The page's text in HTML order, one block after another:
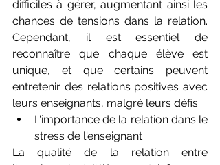
difficiles à gérer, augmentant ainsi les
chances de tensions dans la relation.
Cependant, il est essentiel de
reconnaître que chaque élève est
unique, et que certains peuvent
entretenir des relations positives avec
leurs enseignants, malgré leurs défis.
L'importance de la relation dans le
stress de l'enseignant
La qualité de la relation entre